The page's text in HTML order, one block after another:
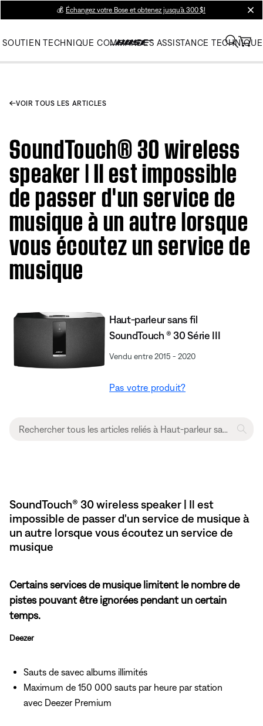
💰 Échangez votre Bose et obtenez jusqu’à 300 $!
SOUTIEN TECHNIQUE COMMANDES ASSISTANCE TECHNIQUE
VOIR TOUS LES ARTICLES
SoundTouch® 30 wireless
speaker | Il est impossible
de passer d'un service de
musique à un autre lorsque
vous écoutez un service de
musique
Haut-parleur sans fil
SoundTouch ® 30 Série III
Vendu entre 2015 - 2020
Pas votre produit?
SoundTouch® 30 wireless speaker | Il est
impossible de passer d'un service de musique à
un autre lorsque vous écoutez un service de
musique
Certains services de musique limitent le nombre de
pistes pouvant être ignorées pendant un certain
temps.
Deezer
Sauts de savec albums illimités
Maximum de 150 000 sauts par heure par station
avec Deezer Premium